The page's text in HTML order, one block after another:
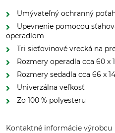
Umývateľný ochranný
Upevnenie pomocou
operadlom
Tri sieťovinové vrecká na
Rozmery operadla cca 60 x
Rozmery sedadla cca 66 x
Univerzálna veľkosť
Zo 100 % polyesteru
Kontaktné informácie výrobcu